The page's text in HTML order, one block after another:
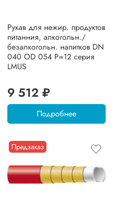
Рукав для нежир. продуктов
питанния, алкогольн./
безалкогольн. напитков DN
040 OD 054 Р=12 серия
LMUS
9 512 ₽
Подробнее
Предзаказ